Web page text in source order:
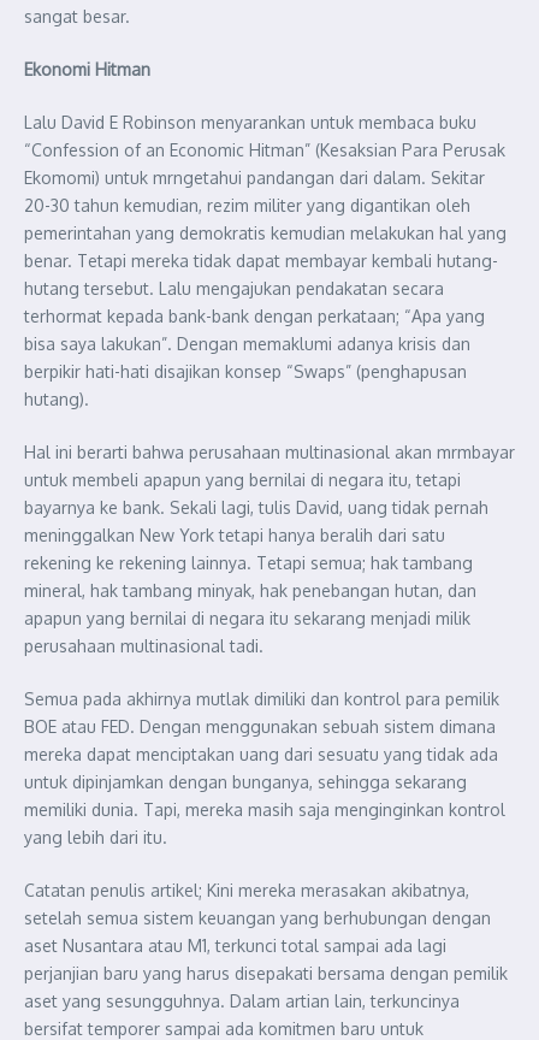
sangat besar.
Ekonomi Hitman
Lalu David E Robinson menyarankan untuk membaca buku
“Confession of an Economic Hitman” (Kesaksian Para Perusak
Ekomomi) untuk mrngetahui pandangan dari dalam. Sekitar
20-30 tahun kemudian, rezim militer yang digantikan oleh
pemerintahan yang demokratis kemudian melakukan hal yang
benar. Tetapi mereka tidak dapat membayar kembali hutang-
hutang tersebut. Lalu mengajukan pendakatan secara
terhormat kepada bank-bank dengan perkataan; “Apa yang
bisa saya lakukan”. Dengan memaklumi adanya krisis dan
berpikir hati-hati disajikan konsep “Swaps” (penghapusan
hutang).
Hal ini berarti bahwa perusahaan multinasional akan mrmbayar
untuk membeli apapun yang bernilai di negara itu, tetapi
bayarnya ke bank. Sekali lagi, tulis David, uang tidak pernah
meninggalkan New York tetapi hanya beralih dari satu
rekening ke rekening lainnya. Tetapi semua; hak tambang
mineral, hak tambang minyak, hak penebangan hutan, dan
apapun yang bernilai di negara itu sekarang menjadi milik
perusahaan multinasional tadi.
Semua pada akhirnya mutlak dimiliki dan kontrol para pemilik
BOE atau FED. Dengan menggunakan sebuah sistem dimana
mereka dapat menciptakan uang dari sesuatu yang tidak ada
untuk dipinjamkan dengan bunganya, sehingga sekarang
memiliki dunia. Tapi, mereka masih saja menginginkan kontrol
yang lebih dari itu.
Catatan penulis artikel; Kini mereka merasakan akibatnya,
setelah semua sistem keuangan yang berhubungan dengan
aset Nusantara atau M1, terkunci total sampai ada lagi
perjanjian baru yang harus disepakati bersama dengan pemilik
aset yang sesungguhnya. Dalam artian lain, terkuncinya
bersifat temporer sampai ada komitmen baru untuk